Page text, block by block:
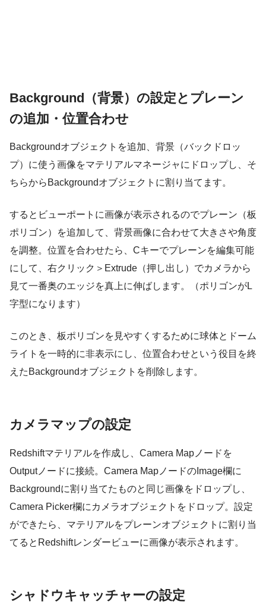
Background（背景）の設定とプレーン
の追加・位置合わせ
Backgroundオブジェクトを追加、背景（バックドロッ
プ）に使う画像をマテリアルマネージャにドロップし、そ
ちらからBackgroundオブジェクトに割り当てます。
するとビューポートに画像が表示されるのでプレーン（板
ポリゴン）を追加して、背景画像に合わせて大きさや角度
を調整。位置を合わせたら、Cキーでプレーンを編集可能
にして、右クリック＞Extrude（押し出し）でカメラから
見て一番奥のエッジを真上に伸ばします。（ポリゴンがL
字型になります）
このとき、板ポリゴンを見やすくするために球体とドーム
ライトを一時的に非表示にし、位置合わせという役目を終
えたBackgroundオブジェクトを削除します。
カメラマップの設定
Redshiftマテリアルを作成し、Camera Mapノードを
Outputノードに接続。Camera MapノードのImage欄に
Backgroundに割り当てたものと同じ画像をドロップし、
Camera Picker欄にカメラオブジェクトをドロップ。設定
ができたら、マテリアルをプレーンオブジェクトに割り当
てるとRedshiftレンダービューに画像が表示されます。
シャドウキャッチャーの設定